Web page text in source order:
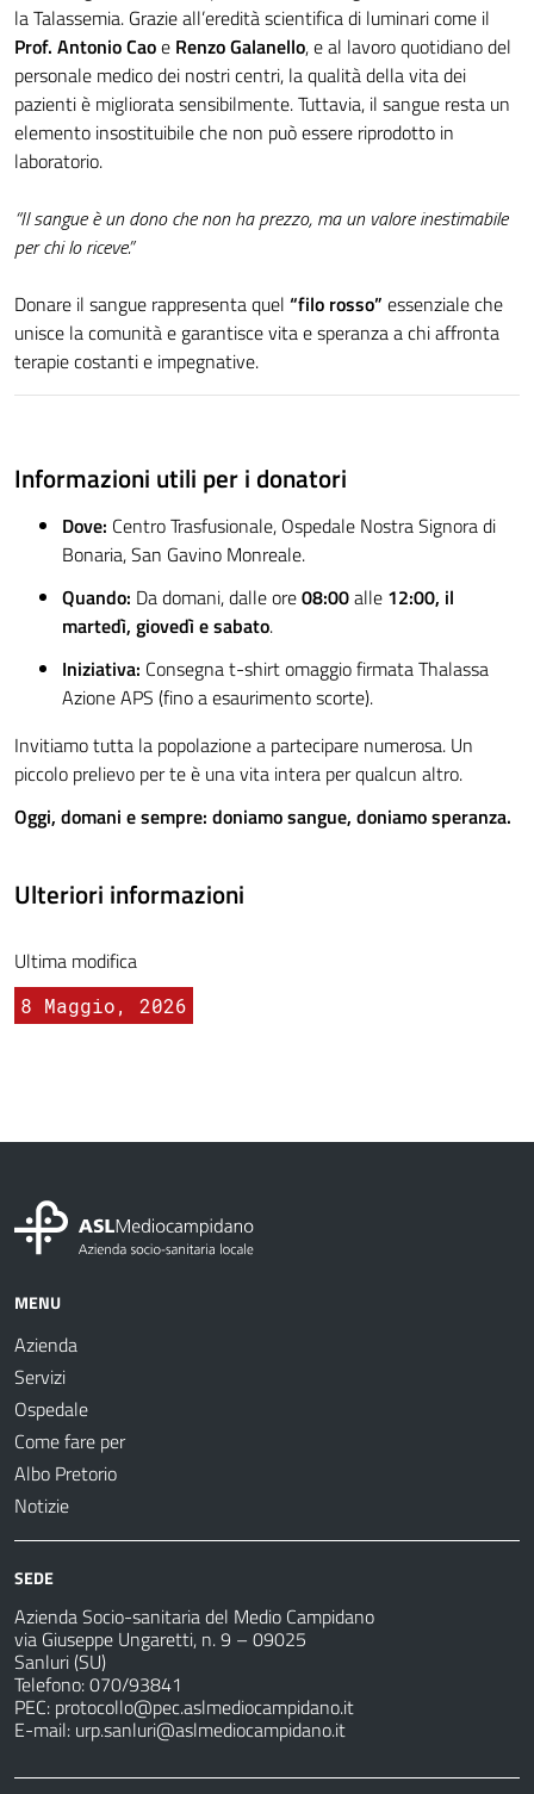
la Talassemia. Grazie all’eredità scientifica di luminari come il
Prof. Antonio Caoe Renzo Galanello, e al lavoro quotidiano del
personale medico dei nostri centri, la qualità della vita dei
pazienti è migliorata sensibilmente. Tuttavia, il sangue resta un
elemento insostituibile che non può essere riprodotto in
laboratorio.
“Il sangue è un dono che non ha prezzo, ma un valore inestimabile
per chi lo riceve.”
Donare il sangue rappresenta quel “filo rosso” essenziale che
unisce la comunità e garantisce vita e speranza a chi affronta
terapie costanti e impegnative.
Informazioni utili per i donatori
Dove: Centro Trasfusionale, Ospedale Nostra Signora di
Bonaria, San Gavino Monreale.
Quando: Da domani, dalle ore08:00alle 12:00, il
martedì, giovedì e sabato.
Iniziativa: Consegna t-shirt omaggio firmata Thalassa
Azione APS (fino a esaurimento scorte).
Invitiamo tutta la popolazione a partecipare numerosa. Un
piccolo prelievo per te è una vita intera per qualcun altro.
Oggi, domani e sempre: doniamo sangue, doniamo speranza.
Ulteriori informazioni
Ultima modifica
8 Maggio, 2026
MENU
Azienda
Servizi
Ospedale
Come fare per
Albo Pretorio
Notizie
SEDE
Azienda Socio-sanitaria del Medio Campidano
via Giuseppe Ungaretti, n. 9 – 09025
Sanluri (SU)
Telefono: 070/93841
PEC: protocollo@pec.aslmediocampidano.it
E-mail: urp.sanluri@aslmediocampidano.it